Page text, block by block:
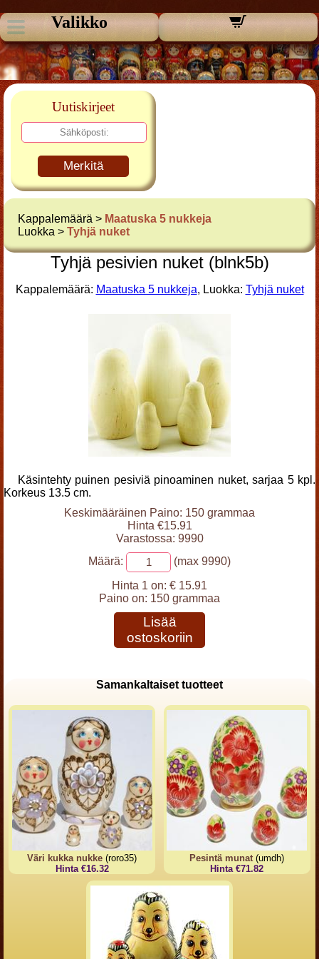
Valikko
Uutiskirjeet
Merkitä
Kappalemäärä > Maatuska 5 nukkeja
Luokka > Tyhjä nuket
Tyhjä pesivien nuket (blnk5b)
Kappalemäärä: Maatuska 5 nukkeja, Luokka: Tyhjä nuket
Käsintehty puinen pesiviä pinoaminen nuket, sarjaa 5 kpl.
Korkeus 13.5 cm.
Keskimääräinen Paino: 150 grammaa
Hinta €15.91
Varastossa: 9990
Määrä:
(max 9990)
Hinta 1 on: € 15.91
Paino on: 150 grammaa
Lisää
ostoskoriin
Samankaltaiset tuotteet
Väri kukka nukke (roro35)
Hinta €16.32
Pesintä munat(umdh)
Hinta €71.82